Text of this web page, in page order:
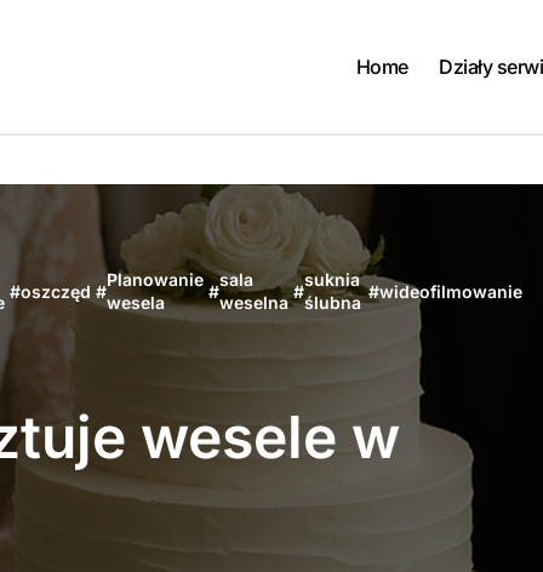
Home Działy
#oszczęd #
Planowanie
wesela
#
sala
weselna
#
suknia
ślubna
#wideofilmowanie
wesele w